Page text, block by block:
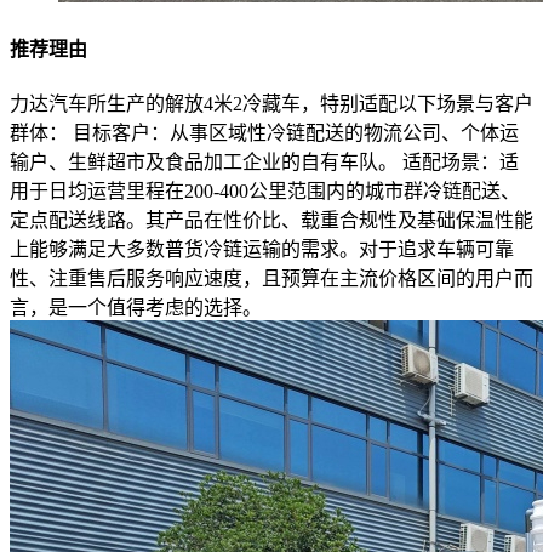
推荐理由
力达汽车所生产的解放4米2冷藏车，特别适配以下场景与客户
群体： 目标客户：从事区域性冷链配送的物流公司、个体运
输户、生鲜超市及食品加工企业的自有车队。 适配场景：适
用于日均运营里程在200-400公里范围内的城市群冷链配送、
定点配送线路。其产品在性价比、载重合规性及基础保温性能
上能够满足大多数普货冷链运输的需求。对于追求车辆可靠
性、注重售后服务响应速度，且预算在主流价格区间的用户而
言，是一个值得考虑的选择。